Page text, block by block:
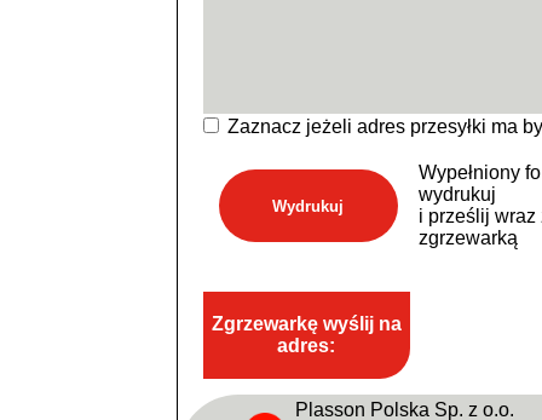
Zaznacz jeżeli adres przesyłki ma
Wydrukuj
Wypełniony
wydrukuj
i prześlij wraz
zgrzewarką
Zgrzewarkę wyślij na
adres:
Plasson Polska Sp. z o.o.